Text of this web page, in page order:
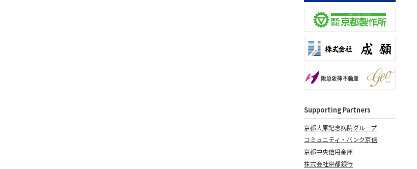
Supporting Partners
京都大原記念病院グループ
コミュニティ・バンク京信
京都中央信用金庫
株式会社京都銀行